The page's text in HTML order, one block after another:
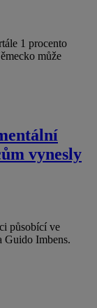
1 procento
může
vynesly
působící ve
Guido Imbens.